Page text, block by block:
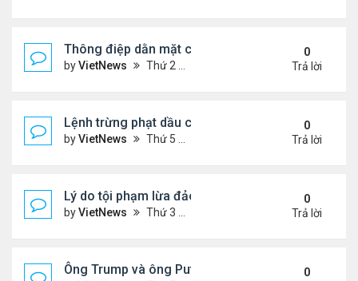
Thông điệp dằn mặt của Washington khi điều
byVietNews Thứ 2 Tháng 10 27, 2025 5:06 pm
0
Trả lời
Lệnh trừng phạt dầu của ông Trump có thể giáng
byVietNews Thứ 5 Tháng 10 23, 2025 5:12 pm
0
Trả lời
Lý do tội phạm lừa đảo ở Campuchia nhắm đến
byVietNews Thứ 3 Tháng 10 21, 2025 4:40 pm
0
Trả lời
Ông Trump và ông Putin điện đàm, nhất trí gặp
0